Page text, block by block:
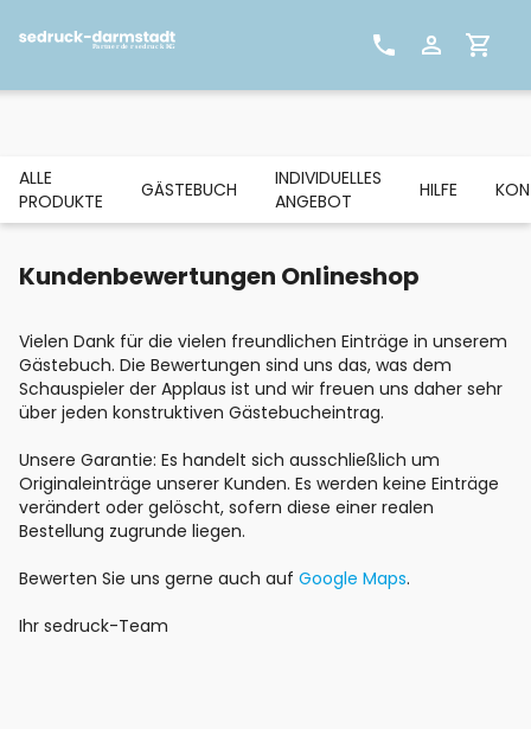
ALLE
PRODUKTE
GÄSTEBUCH
INDIVIDUELLES
ANGEBOT
HILFE
Kundenbewertungen Onlineshop
Vielen Dank für die vielen freundlichen Einträge in unserem
Gästebuch. Die Bewertungen sind uns das, was dem
Schauspieler der Applaus ist und wir freuen uns daher sehr
über jeden konstruktiven Gästebucheintrag.
Unsere Garantie: Es handelt sich ausschließlich um
Originaleinträge unserer Kunden. Es werden keine Einträge
verändert oder gelöscht, sofern diese einer realen
Bestellung zugrunde liegen.
Bewerten Sie uns gerne auch auf Google Maps.
Ihr sedruck-Team